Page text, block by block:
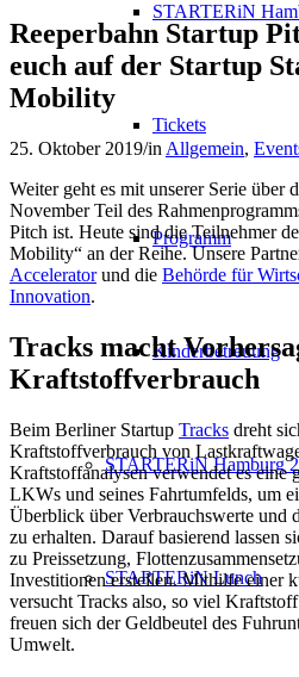
STARTERiN
Tickets
Programm
Kinderbetreuung
STARTERiN Hamburg
STARTERiN Lunch
Reeperbahn Startup
euch auf der Startup
Mobility
25. Oktober 2019/in Allgemein,
Weiter geht es mit unserer Serie über
November Teil des
Pitch ist. Heute sind die Teilnehmer
Mobility“ an der Reihe. Unsere
Acceleratorund die Behörde für
Innovation.
Tracks macht
Kraftstoffverbrauch
Beim Berliner Startup Tracks dreht
Kraftstoffverbrauch von
Kraftstoffanalysen verwendet es eine
LKWs und seines Fahrtumfelds, um
Überblick über Verbrauchswerte und
zu erhalten. Darauf basierend lassen
zu Preissetzung,
Investitionen erstellen. Mithilfe einer
versucht Tracks also, so viel
freuen sich der Geldbeutel des
Umwelt.